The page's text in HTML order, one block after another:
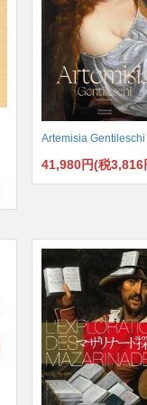
Artemisia Gentileschi
41,980円(税3,816